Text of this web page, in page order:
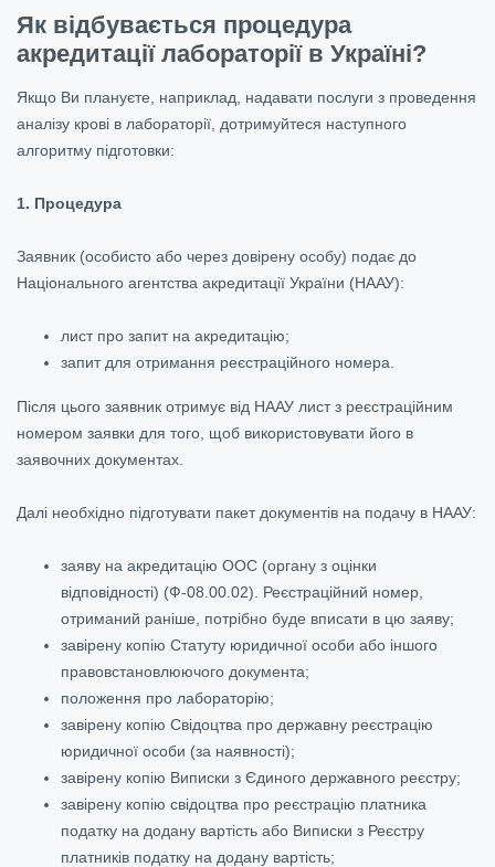
Як відбувається процедура
акредитації лабораторії в Україні?
Якщо Ви плануєте, наприклад, надавати послуги з проведення
аналізу крові в лабораторії, дотримуйтеся наступного
алгоритму підготовки:
1. Процедура
Заявник (особисто або через довірену особу) подає до
Національного агентства акредитації України (НААУ):
лист про запит на акредитацію;
запит для отримання реєстраційного номера.
Після цього заявник отримує від НААУ лист з реєстраційним
номером заявки для того, щоб використовувати його в
заявочних документах.
Далі необхідно підготувати пакет документів на подачу в НААУ:
заяву на акредитацію ООС (органу з оцінки
відповідності) (Ф-08.00.02). Реєстраційний номер,
отриманий раніше, потрібно буде вписати в цю заяву;
завірену копію Статуту юридичної особи або іншого
правовстановлюючого документа;
положення про лабораторію;
завірену копію Свідоцтва про державну реєстрацію
юридичної особи (за наявності);
завірену копію Виписки з Єдиного державного реєстру;
завірену копію свідоцтва про реєстрацію платника
податку на додану вартість або Виписки з Реєстру
платників податку на додану вартість;